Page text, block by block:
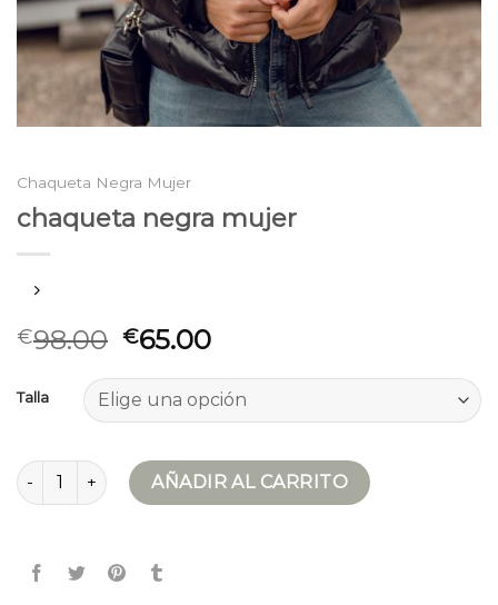
Chaqueta Negra Mujer
chaqueta negra mujer
€98.00 €65.00
Talla
chaqueta negra mujer cantidad
AÑADIR AL CARRITO